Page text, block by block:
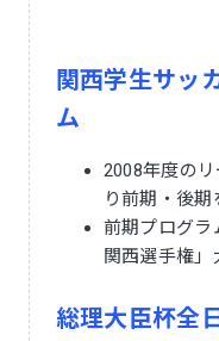
関西学生サッ
ム
2008年度の
り前期・後期
前期プログラ
関西選手権」
総理大臣杯全